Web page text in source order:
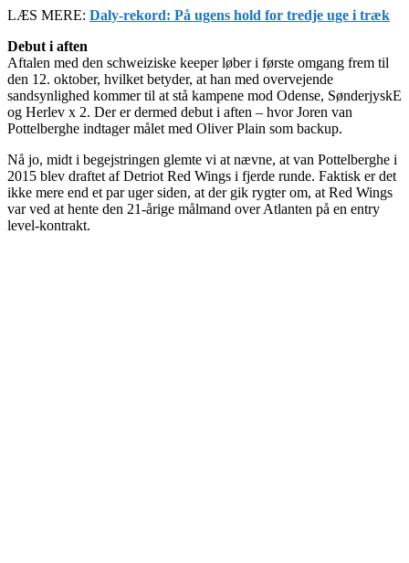
LÆS MERE: Daly-rekord: På ugens hold for tredje uge i træk
Debut i aften
Aftalen med den schweiziske keeper løber i første omgang frem til
den 12. oktober, hvilket betyder, at han med overvejende
sandsynlighed kommer til at stå kampene mod Odense, SønderjyskE
og Herlev x 2. Der er dermed debut i aften – hvor Joren van
Pottelberghe indtager målet med Oliver Plain som backup.
Nå jo, midt i begejstringen glemte vi at nævne, at van Pottelberghe i
2015 blev draftet af Detriot Red Wings i fjerde runde. Faktisk er det
ikke mere end et par uger siden, at der gik rygter om, at Red Wings
var ved at hente den 21-årige målmand over Atlanten på en entry
level-kontrakt.